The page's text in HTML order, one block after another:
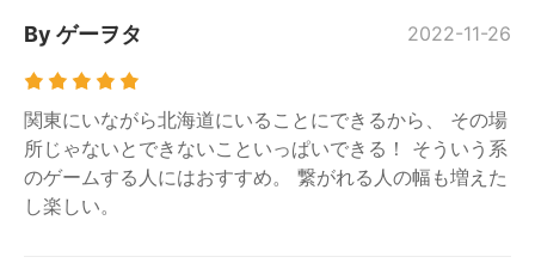
By ゲーヲタ 2022-11-26
関東にいながら北海道にいることにできるから、 その場
所じゃないとできないこといっぱいできる！ そういう系
のゲームする人にはおすすめ。 繋がれる人の幅も増えた
し楽しい。